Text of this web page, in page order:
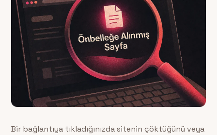
Bir bağlantıya tıkladığınızda sitenin çöktüğünü veya